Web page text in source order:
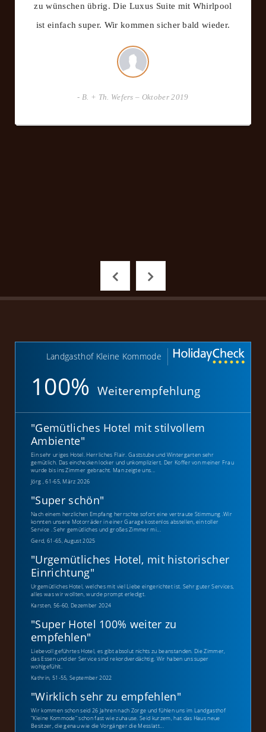
zu wünschen übrig. Die Luxus Suite mit Whirlpool
ist einfach super. Wir kommen sicher bald wieder.
- B. + Th. Wefers – Oktober 2019
Landgasthof Kleine Kommode
100% Weiterempfehlung
"Gemütliches Hotel mit stilvollem
Ambiente"
Ein sehr uriges Hotel. Herrliches Flair. Gaststube und Wintergarten sehr
gemütlich. Das einchecken locker und unkompliziert. Der Koffer von meiner Frau
wurde bis ins Zimmer gebracht. Man zeigte uns...
Jörg , 61-65, März 2026
"Super schön"
Nach einem herzlichen Empfang herrschte sofort eine vertraute Stimmung .Wir
konnten unsere Motorräder in einer Garage kostenlos abstellen, ein toller
Service . Sehr gemütliches und großes Zimmer mi...
Gerd, 61-65, August 2025
"Urgemütliches Hotel, mit historischer
Einrichtung"
Urgemütliches Hotel, welches mit viel Liebe eingerichtet ist. Sehr guter Services,
alles was wir wollten, wurde prompt erledigt.
Karsten, 56-60, Dezember 2024
"Super Hotel 100% weiter zu
empfehlen"
Liebevoll geführtes Hotel, es gibt absolut nichts zu beanstanden. Die Zimmer,
das Essen und der Service sind rekordverdächtig. Wir haben uns super
wohlgefühlt.
Kathrin, 51-55, September 2022
"Wirklich sehr zu empfehlen"
Wir kommen schon seid 26 Jahren nach Zorge und fühlen uns im Landgasthof
"Kleine Kommode" schon fast wie zuhause. Seid kurzem, hat das Haus neue
Besitzer, die genau wie die Vorgänger die Messlatt...